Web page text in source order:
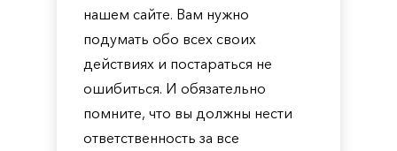
нашем сайте. Вам нужно
подумать обо всех своих
действиях и постараться не
ошибиться. И обязательно
помните, что вы должны нести
ответственность за все